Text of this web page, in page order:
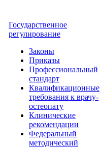
Государственное
регулирование
Законы
Приказы
Профессиональный
стандарт
Квалификационные
требования к врачу-
остеопату
Клинические
рекомендации
Федеральный
методический